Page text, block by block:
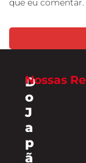
que eu comentar.
D
o
J
a
p
ã
Nossas